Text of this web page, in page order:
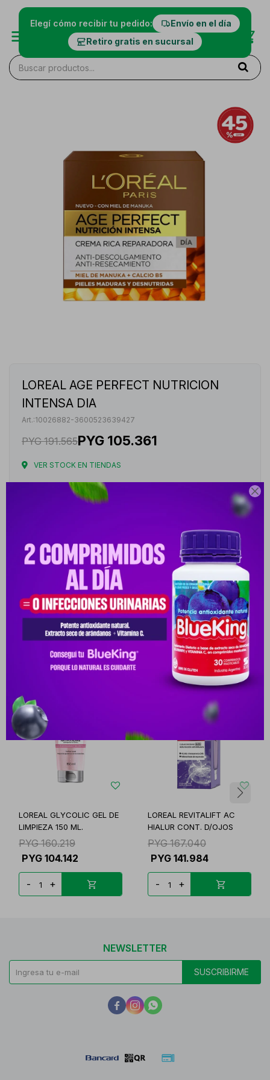

Elegí cómo recibir tu pedido:
Envío en el día
Retiro gratis en sucursal
LOREAL AGE PERFECT NUTRICION
INTENSA DIA
10026882-3600523639427
PYG 191.565PYG 105.361
VER STOCK EN TIENDAS
Medios de pago
Productos que te pueden interesar
LOREAL GLYCOLIC GEL DE
LIMPIEZA 150 ML.
PYG 160.219
PYG 104.142
- +
LOREAL REVITALIFT AC
HIALUR CONT. D/OJOS
PYG 167.040
PYG 141.984
- +
NEWSLETTER
SUSCRIBIRME
  